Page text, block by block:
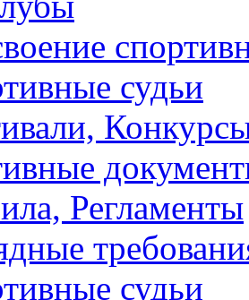
судьи
Регламенты
судьи